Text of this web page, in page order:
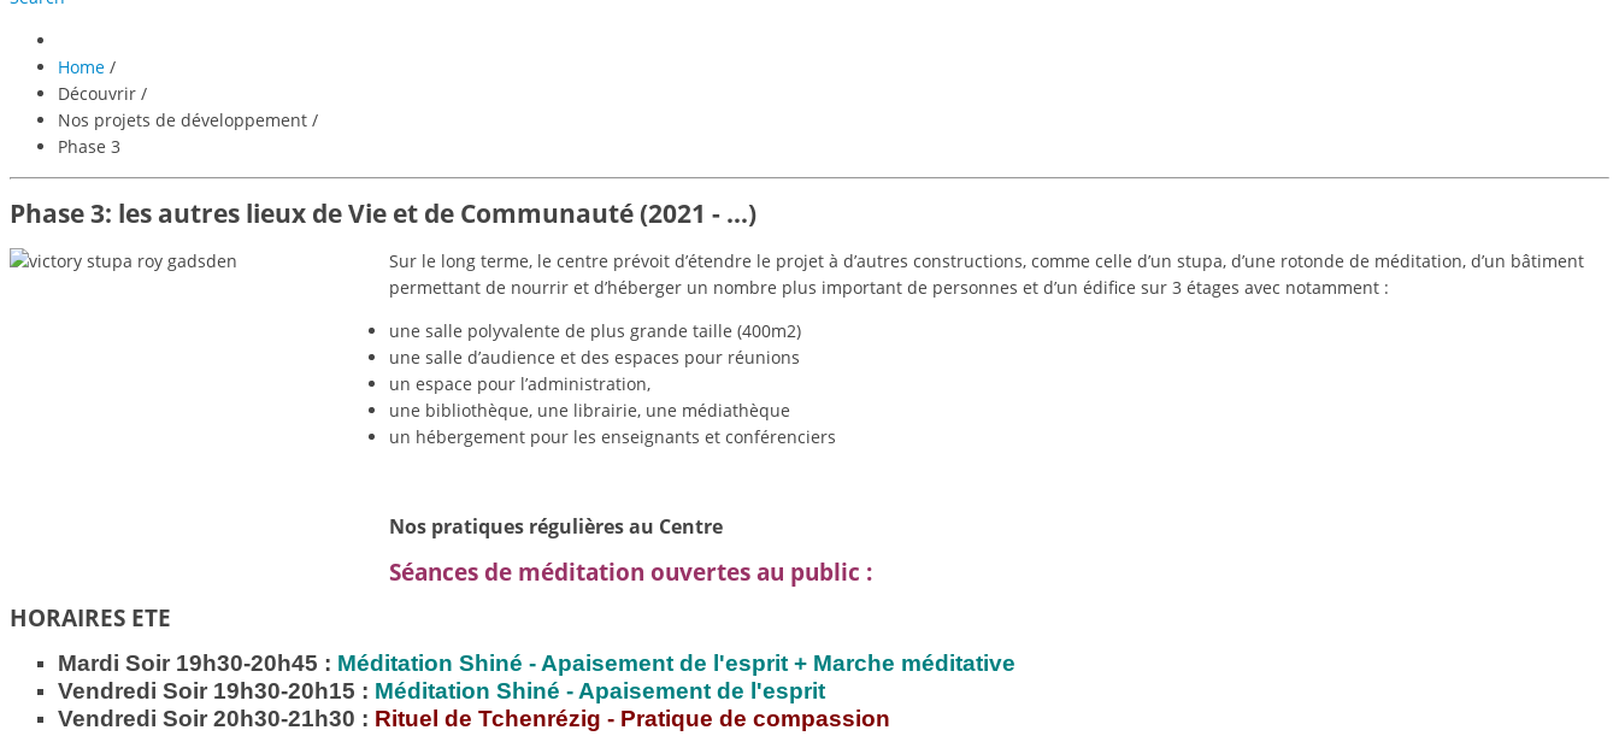
Home /
Découvrir /
Nos projets de développement /
Phase 3
Phase 3: les autres lieux de Vie et de Communauté (2021 - …)
Sur le long terme, le centre prévoit d’étendre le projet à d’autres constructions, comme celle d’un stupa, d’une rotonde de méditation, d’un bâtiment
permettant de nourrir et d’héberger un nombre plus important de personnes et d’un édifice sur 3 étages avec notamment :
une salle polyvalente de plus grande taille (400m2)
une salle d’audience et des espaces pour réunions
un espace pour l’administration,
une bibliothèque, une librairie, une médiathèque
un hébergement pour les enseignants et conférenciers
Nos pratiques régulières au Centre
Séances de méditation ouvertes au public :
HORAIRES ETE
Mardi Soir 19h30-20h45 : Méditation Shiné - Apaisement de l'esprit + Marche méditative
Vendredi Soir 19h30-20h15 : Méditation Shiné - Apaisement de l'esprit
Vendredi Soir 20h30-21h30 : Rituel de Tchenrézig - Pratique de compassion